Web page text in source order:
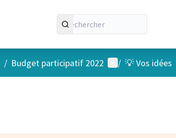
/ Budget participatif 2022 Menu utilisateur
/ 💡 Vos idées